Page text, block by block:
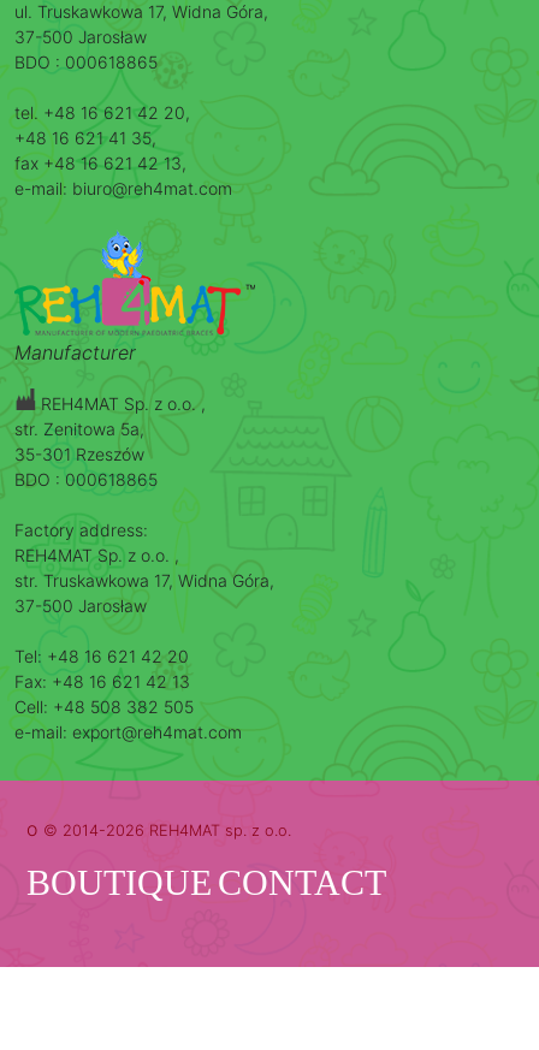
ul. Truskawkowa 17, Widna Góra,
37-500 Jarosław
BDO : 000618865
tel. +48 16 621 42 20,
+48 16 621 41 35,
fax +48 16 621 42 13,
e-mail: biuro@reh4mat.com
Manufacturer
REH4MAT Sp. z o.o. ,
str. Zenitowa 5a,
35-301 Rzeszów
BDO : 000618865
Factory address:
REH4MAT Sp. z o.o. ,
str. Truskawkowa 17, Widna Góra,
37-500 Jarosław
Tel: +48 16 621 42 20
Fax: +48 16 621 42 13
Cell: +48 508 382 505
e-mail: export@reh4mat.com
o © 2014-2026 REH4MAT sp. z o.o.
BOUTIQUE CONTACT